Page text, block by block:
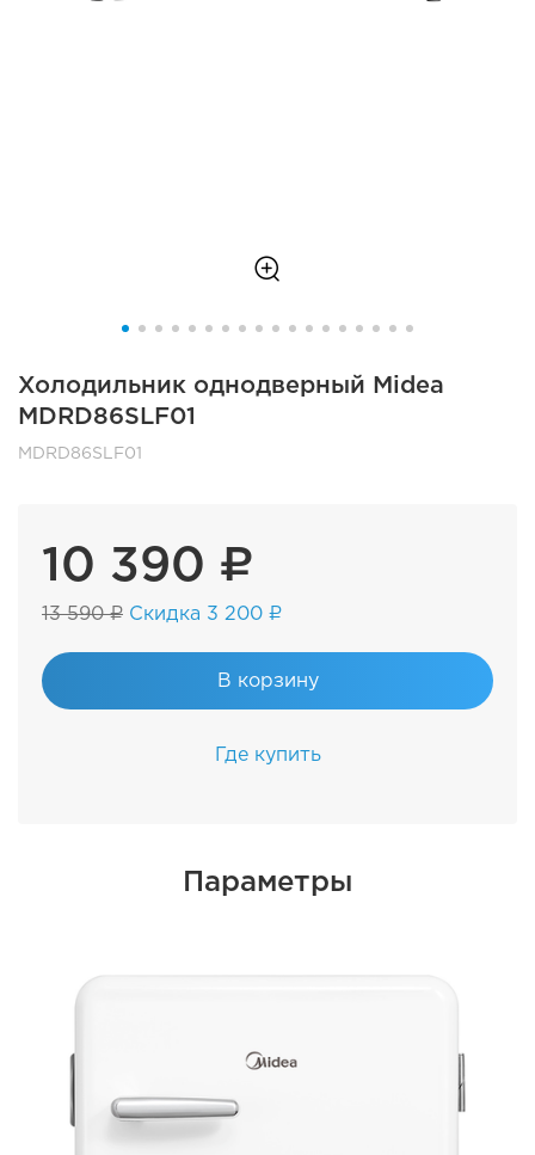
Холодильник однодверный Midea
MDRD86SLF01
MDRD86SLF01
10 390 ₽
13 590 ₽ Скидка 3 200 ₽
В корзину
Где купить
Параметры